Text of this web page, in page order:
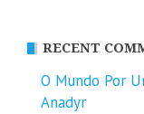
RECENT
O Mundo Por
Anadyr